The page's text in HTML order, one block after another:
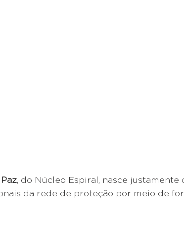
, do Núcleo Espiral, nasce justamente
da rede de proteção por meio de